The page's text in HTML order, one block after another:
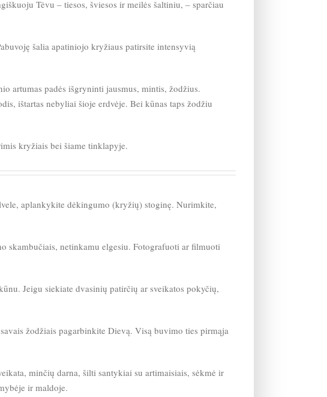
Tėvu – tiesos, šviesos ir meilės šaltiniu, – sparčiau
šalia apatiniojo kryžiaus patirsite intensyvią
artumas padės išgryninti jausmus, mintis, žodžius.
ištartas nebyliai šioje erdvėje. Bei kūnas taps žodžiu
kryžiais bei šiame tinklapyje.
aplankykite dėkingumo (kryžių) stoginę. Nurimkite,
skambučiais, netinkamu elgesiu. Fotografuoti ar filmuoti
Jeigu siekiate dvasinių patirčių ar sveikatos pokyčių,
žodžiais pagarbinkite Dievą. Visą buvimo ties pirmąja
minčių darna, šilti santykiai su artimaisiais, sėkmė ir
ir maldoje.